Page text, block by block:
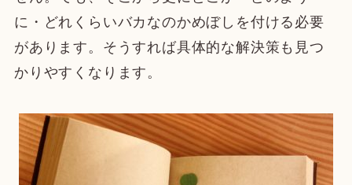
に・どれくらいバカなのかめぼしを付ける必要
があります。そうすれば具体的な解決策も見つ
かりやすくなります。